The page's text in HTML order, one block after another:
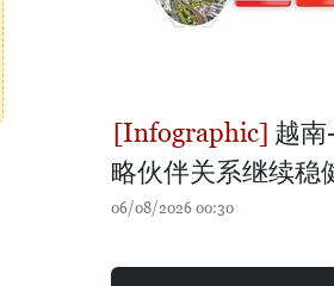
越
略伙伴关系继续稳
06/08/2026 00:30